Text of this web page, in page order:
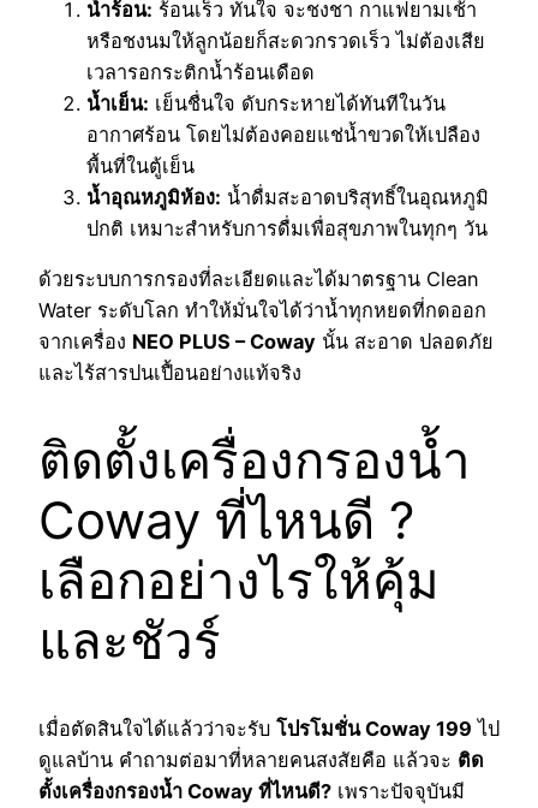
น้ำร้อน: ร้อนเร็ว ทันใจ จะชงชา กาแฟยามเช้า
หรือชงนมให้ลูกน้อยก็สะดวกรวดเร็ว ไม่ต้องเสีย
เวลารอกระติกน้ำร้อนเดือด
น้ำเย็น: เย็นชื่นใจ ดับกระหายได้ทันทีในวัน
อากาศร้อน โดยไม่ต้องคอยแช่น้ำขวดให้เปลือง
พื้นที่ในตู้เย็น
น้ำอุณหภูมิห้อง: น้ำดื่มสะอาดบริสุทธิ์ในอุณหภูมิ
ปกติ เหมาะสำหรับการดื่มเพื่อสุขภาพในทุกๆ วัน
ด้วยระบบการกรองที่ละเอียดและได้มาตรฐาน Clean
Water ระดับโลก ทำให้มั่นใจได้ว่าน้ำทุกหยดที่กดออก
จากเครื่อง NEO PLUS – Coway นั้น สะอาด ปลอดภัย
และไร้สารปนเปื้อนอย่างแท้จริง
ติดตั้งเครื่องกรองน้ำ
Coway ที่ไหนดี ?
เลือกอย่างไรให้คุ้ม
และชัวร์
เมื่อตัดสินใจได้แล้วว่าจะรับ โปรโมชั่นCoway 199 ไป
ดูแลบ้าน คำถามต่อมาที่หลายคนสงสัยคือ แล้วจะ ติด
ตั้งเครื่องกรองน้ำ Coway ที่ไหนดี? เพราะปัจจุบันมี